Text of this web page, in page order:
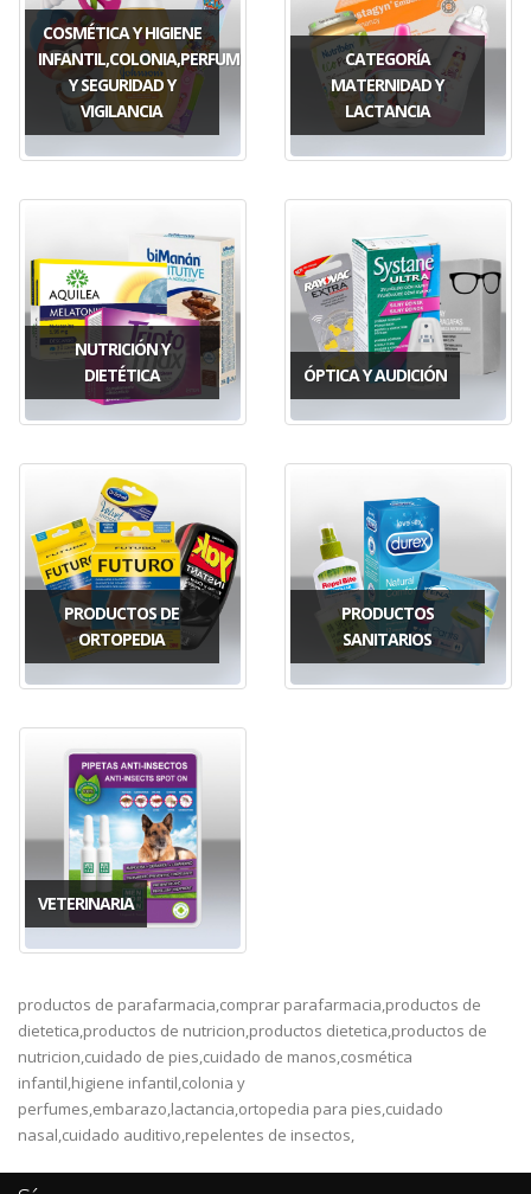
COSMÉTICA Y HIGIENE
INFANTIL,COLONIA,PERFUMES,JUGUETES
Y SEGURIDAD Y
VIGILANCIA
CATEGORÍA
MATERNIDAD Y
LACTANCIA
NUTRICIÓN Y
DIETÉTICA
ÓPTICA Y AUDICIÓN
PRODUCTOS DE
ORTOPEDIA
PRODUCTOS
SANITARIOS
VETERINARIA
productos de parafarmacia,comprar parafarmacia,productos de
dietetica,productos de nutricion,productos dietetica,productos de
nutricion,cuidado de pies,cuidado de manos,cosmética
infantil,higiene infantil,colonia y
perfumes,embarazo,lactancia,ortopedia para pies,cuidado
nasal,cuidado auditivo,repelentes de insectos,